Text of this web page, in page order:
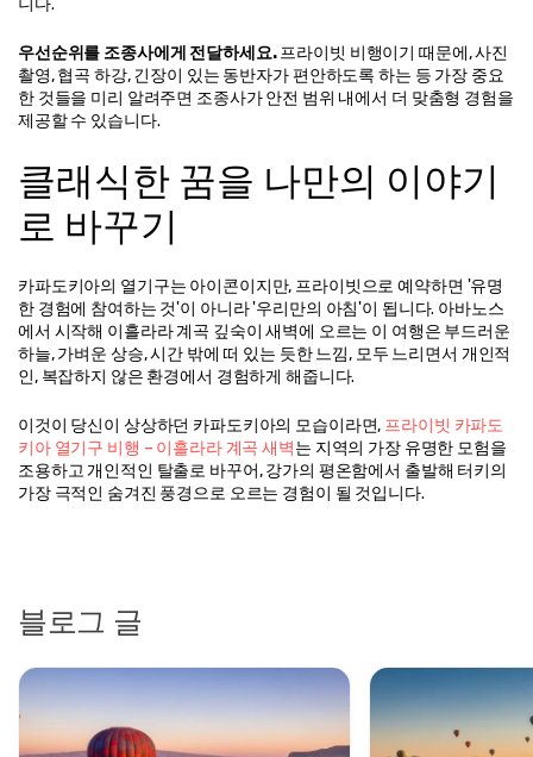
니다.
우선순위를 조종사에게 전달하세요. 프라이빗 비행이기 때문에, 사진
촬영, 협곡 하강, 긴장이 있는 동반자가 편안하도록 하는 등 가장 중요
한 것들을 미리 알려주면 조종사가 안전 범위 내에서 더 맞춤형 경험을
제공할 수 있습니다.
클래식한 꿈을 나만의 이야기
로 바꾸기
카파도키아의 열기구는 아이콘이지만, 프라이빗으로 예약하면 '유명
한 경험에 참여하는 것'이 아니라 '우리만의 아침'이 됩니다. 아바노스
에서 시작해 이흘라라 계곡 깊숙이 새벽에 오르는 이 여행은 부드러운
하늘, 가벼운 상승, 시간 밖에 떠 있는 듯한 느낌, 모두 느리면서 개인적
인, 복잡하지 않은 환경에서 경험하게 해줍니다.
이것이 당신이 상상하던 카파도키아의 모습이라면, 프라이빗 카파도
키아 열기구 비행 – 이흘라라 계곡 새벽는 지역의 가장 유명한 모험을
조용하고 개인적인 탈출로 바꾸어, 강가의 평온함에서 출발해 터키의
가장 극적인 숨겨진 풍경으로 오르는 경험이 될 것입니다.
블로그 글